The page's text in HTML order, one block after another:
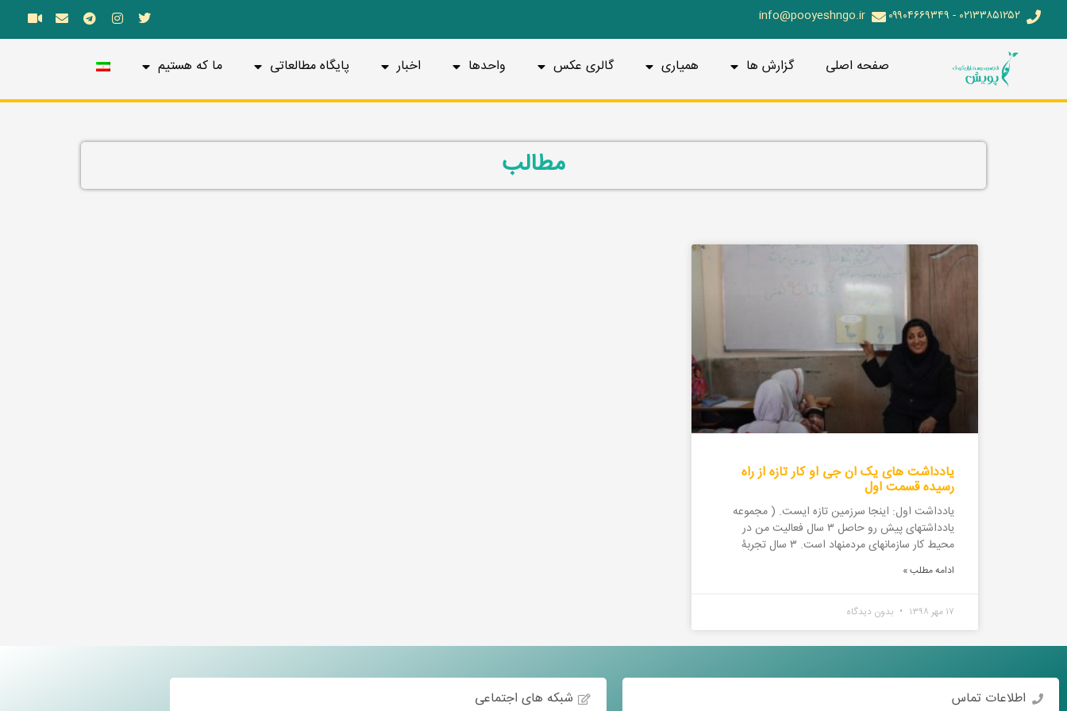
۰۲۱۳۳۸۵۱۲۵۲ - ۰۹۹۰۴۶۶۹۳۴۹ info@pooyeshngo.ir
صفحه اصلی گزارش ها همیاری گالری عکس واحدها اخبار پایگاه مطالعاتی ما که هستیم
مطالب
یادداشت های یک ان جی او کار تازه از راه
رسیده قسمت اول
یادداشت اول: اینجا سرزمین تازه ایست. ( مجموعه
یادداشت­های پیش رو حاصل ۳ سال فعالیت من در
محیط کار سازمان­های مردم­نهاد است. ۳ سال تجربۀ
ادامه مطلب »
۱۷ مهر ۱۳۹۸ بدون دیدگاه
اطلاعات تماس شبکه های اجتماعی